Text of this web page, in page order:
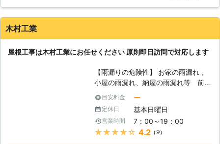
雪の重みで屋根が損傷していたら、そ
の箇所から雪解け水が家屋内部に侵入
は、パッキングの損傷などにより、雨
漏りしやすい傾向にあるようです。
【早めのご依頼をおすすめしていま
す】 そうは言っても、ちょっとした
量だし……と思われる方も居るかもし
れませんが、それが命取りになること
があります。木というのは湿った状態
が続くと腐ってしまいます。雨漏りに
より長期間濡れていた木材は、腐朽菌
早く対応してもらえ、とても感謝しています。
石川県 金沢市 2016年12月28日
木村工業
屋根工事は木村工業にお任せください 原則即日訪問で対応します
【雨漏りの危険性】 お家の雨漏れ，
小屋の雨漏れ、納屋の雨漏れ等 前置
き無しにやってきます。万が一雨漏り
が発生した際には、はやめはやめの点
検をお勧めしております。昨今の異常
気象のせいか、突然の大雨や突風が起
こり、予期せぬ状況下で雨漏れが発生
目安料金 ー
定休日 基本日曜日
営業時間 7：00～19：00
★★★★★ 4.2 （9）